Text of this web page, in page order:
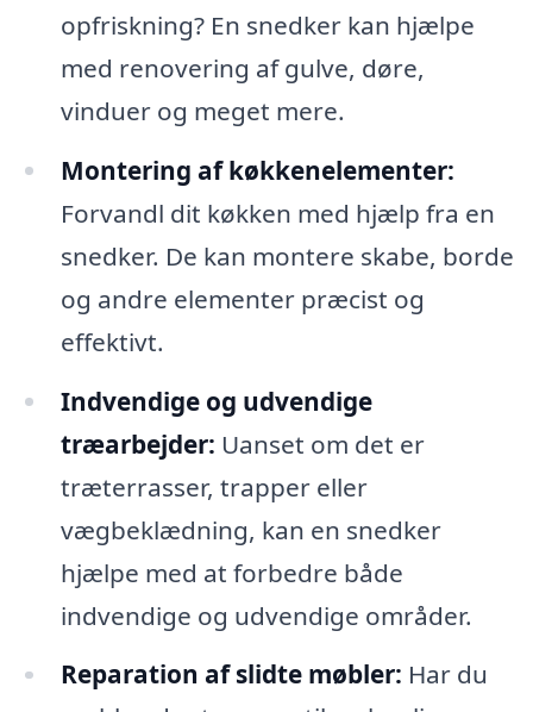
opfriskning? En snedker kan hjælpe
med renovering af gulve, døre,
vinduer og meget mere.
Montering af køkkenelementer:
Forvandl dit køkken med hjælp fra en
snedker. De kan montere skabe, borde
og andre elementer præcist og
effektivt.
Indvendige og udvendige
træarbejder: Uanset om det er
træterrasser, trapper eller
vægbeklædning, kan en snedker
hjælpe med at forbedre både
indvendige og udvendige områder.
Reparation af slidte møbler: Har du